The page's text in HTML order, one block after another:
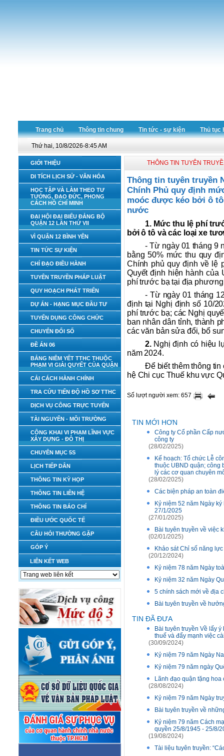
Trang chủ Thông tin chung Tin tức - sự kiện Thủ tục
Thứ hai, 10/8/2026-8:45 AM
GIỚI THIỆU
DI TÍCH LỊCH SỬ - VĂN HÓA
HỌC TẬP VÀ LÀM THEO TƯ
TƯỞNG, ĐẠO ĐỨC, PHONG
CÁCH HỒ CHÍ MINH
ĐẠI HỘI ĐẠI BIỂU ĐẢNG BỘ
QUẬN 12 LẦN THỨ VII
VÌ QUẬN 12 BÌNH YÊN
TIN TỨC SỰ KIỆN
CHỈ ĐẠO ĐIỀU HÀNH
TUYÊN TRUYỀN PHÁP LUẬT
QUY HOẠCH PHÁT TRIỂN
DỰ ÁN - HẠNG MỤC ĐẦU TƯ
TUYỂN DỤNG CÔNG CHỨC
CHUYỂN ĐỔI SỐ
ĐỀ ÁN 06
BẢNG NIÊM YẾT TTHC THUỘC
PHẠM VI GIẢI QUYẾT CỦA QUẬN
CẢI CÁCH HÀNH CHÍNH
TRA CỨU TIẾN ĐỘ HỒ SƠ TTHC
DỊCH VỤ CÔNG TRỰC TUYẾN
TÀI NGUYÊN - MÔI TRƯỜNG
CÔNG KHAI VI PHẠM LĨNH VỰC
XÂY DỰNG - ĐÔ THỊ
CHUYÊN MỤC 5S
LỊCH TIẾP DÂN
THÔNG TIN KỲ HỌP
THÔNG TIN LIÊN HỆ
THÔNG TIN BÁO CHÍ
ĐIỀU ƯỚC QUỐC TẾ
CÂU HỎI THƯỜNG GẶP
GÓP Ý
LIÊN KẾT WEB
THÔNG TIN TUYÊN
Thông tin tuyên truyền
Chính Phủ quy định
moóc được kéo bởi ô
nước
1. Mức thu lệ phí
bởi ô tô và các loại xe
- Từ ngày 01 tháng 9
bằng 50% mức thu quy
Chính phủ quy định về lệ
Quyết định hiện hành của
phí trước bạ tại địa
- Từ ngày 01 tháng
định tại Nghị định số 10/
phí trước bạ; các Nghị
ban nhân dân tỉnh, thành
các văn bản sửa đổi, bổ
2. Nghị định có hiệu
năm 2024.
Để biết thêm thông
hệ Chi cục Thuế khu vực
Số lượt người xem: 657
TIN MỚI HƠN
Công ty Cổ phần Cấp
công ty
(28/02/2025)
Kế hoạch: Tổ chức Lễ
thuộc UBND quận; công
lý các cơ quan chuyên
(28/02/2025)
Các biện pháp an toàn
Kỷ niệm 52 năm Ngày
27/1/2025
(27/01/2025)
Bài tuyên truyền về việc
(02/01/2025)
Khảo sát Chỉ số năng
(20/12/2024)
Kỷ niệm 78 năm Ngày
Kỷ niệm 32 năm Ngày
5 chính sách mới về địa
Bài tuyên truyền về
TIN ĐÃ ĐƯA
Bài tuyên truyền Về lấy
thuế và đẩy mạnh việc
(30/09/2024)
Kỷ niệm 79 năm Ngày
Kỷ niệm 79 năm ngày
Lãnh đạo quận tặng
(28/08/2024)
Kỷ niệm 79 năm Ngày
Bài tuyên truyền về
Kỷ niệm 79 năm Cách
quyền 25/8/1945 - 25/8/
(19/08/2024)
Tài liệu tuyên truyền: